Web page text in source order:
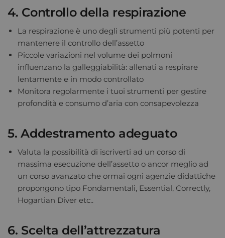
4. Controllo della respirazione
La respirazione è uno degli strumenti più potenti per
mantenere il controllo dell’assetto
Piccole variazioni nel volume dei polmoni
influenzano la galleggiabilità: allenati a respirare
lentamente e in modo controllato
Monitora regolarmente i tuoi strumenti per gestire
profondità e consumo d’aria con consapevolezza
5. Addestramento adeguato
Valuta la possibilità di iscriverti ad un corso di
massima esecuzione dell’assetto o ancor meglio ad
un corso avanzato che ormai ogni agenzie didattiche
propongono tipo Fondamentali, Essential, Correctly,
Hogartian Diver etc..
6. Scelta dell’attrezzatura